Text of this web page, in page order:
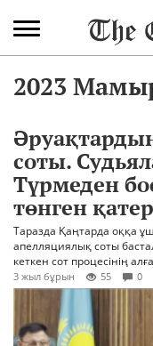
2023
соты.
Түрмеден
төнген қатер
Таразда Қаңтарда оққа
апелляциялық соты
кеткен сот процесінің
3 жыл бұрын 55 0